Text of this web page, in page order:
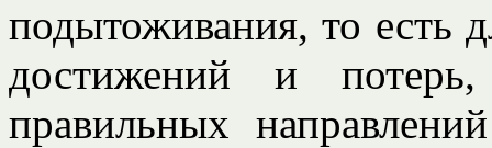
подытоживания, то есть
достижений и
правильных